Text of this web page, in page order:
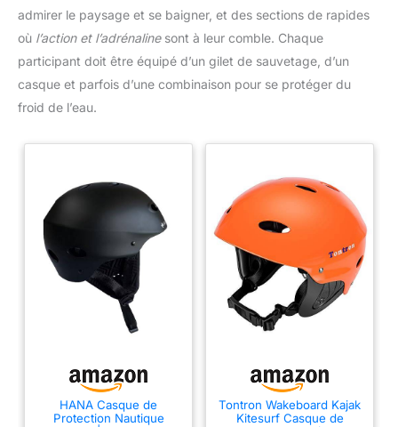
admirer le paysage et se baigner, et des sections de rapides
où l’action et l’adrénalinesont à leur comble. Chaque
participant doit être équipé d’un gilet de sauvetage, d’un
casque et parfois d’une combinaison pour se protéger du
froid de l’eau.
HANA Casque de
Protection Nautique
Tontron Wakeboard Kajak
Kitesurf Casque de